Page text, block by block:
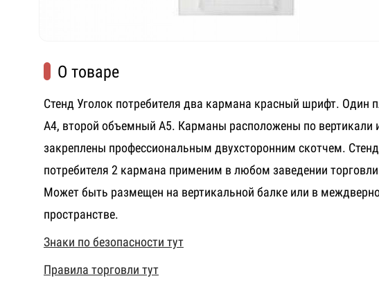
О товаре
Стенд Уголок потребителя два кармана красный шрифт. Один
А4, второй объемный А5. Карманы расположены по вертикали
закреплены профессиональным двухсторонним скотчем.
потребителя 2 кармана применим в любом заведении
Может быть размещен на вертикальной балке или в
пространстве.
Знаки по безопасности тут
Правила торговли тут